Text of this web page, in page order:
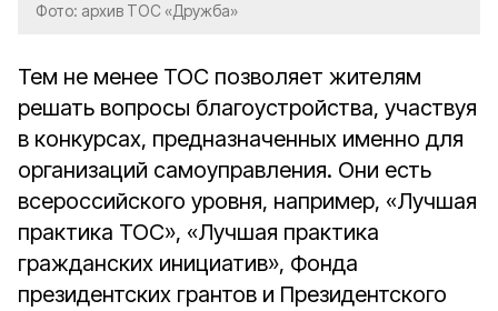
Фото: архив ТОС «Дружба»
Тем не менее ТОС позволяет жителям
решать вопросы благоустройства, участвуя
в конкурсах, предназначенных именно для
организаций самоуправления. Они есть
всероссийского уровня, например, «Лучшая
практика ТОС», «Лучшая практика
гражданских инициатив», Фонда
президентских грантов и Президентского